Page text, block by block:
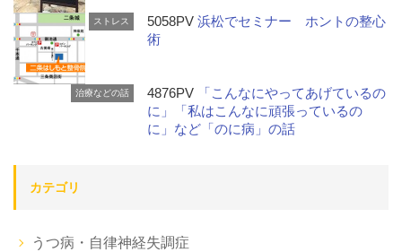
ストレス 5058PV浜松でセミナー ホントの整心
術
治療などの話 4876PV
「こんなにやってあげているの
に」「私はこんなに頑張っているの
に」など「のに病」の話
カテゴリ
うつ病・自律神経失調症